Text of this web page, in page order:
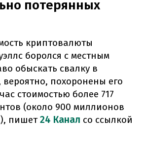
потерянных
криптовалюты
боролся с местным
обыскать свалку в
вероятно, похоронены его
стоимостью более 717
(около 900 миллионов
пишет24 Канал со ссылкой